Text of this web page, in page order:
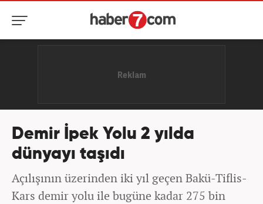
Demir İpek Yolu 2 yılda
dünyayı taşıdı
Açılışının üzerinden iki yıl geçen Bakü-Tiflis-
Kars demir yolu ile bugüne kadar 275 bin